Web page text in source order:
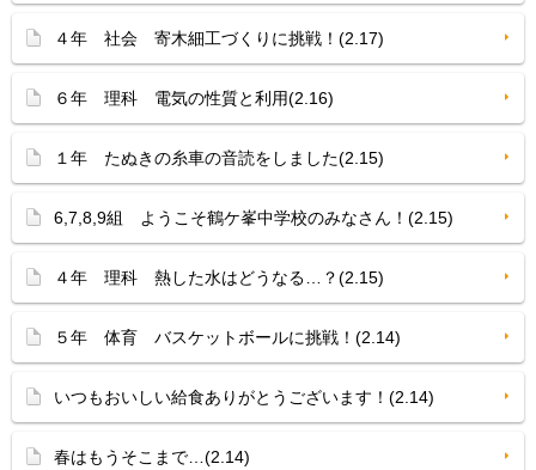
４年 社会 寄木細工づくりに挑戦！(2.17)
６年 理科 電気の性質と利用(2.16)
１年 たぬきの糸車の音読をしました(2.15)
6,7,8,9組 ようこそ鶴ケ峯中学校のみなさん！(2.15)
４年 理科 熱した水はどうなる…？(2.15)
５年 体育 バスケットボールに挑戦！(2.14)
いつもおいしい給食ありがとうございます！(2.14)
春はもうそこまで…(2.14)